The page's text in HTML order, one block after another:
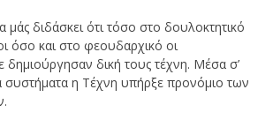
μάς διδάσκει ότι τόσο στο δουλοκτητικό
όσο και στο φεουδαρχικό οι
δημιούργησαν δική τους τέχνη. Μέσα σ’
συστήματα η Τέχνη υπήρξε προνόμιο των